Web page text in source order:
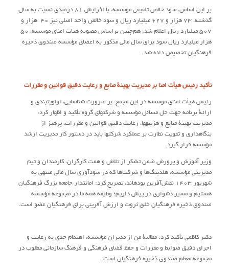
بر این اساس، سود خالص تلفیقی موسسه، با افزایش ۸۱ درصدی نسبت به سال
گذشته، ۷۳ هزار و ۶۲۷ میلیارد ریال و سود خالص واحد اصلی نیز ۴۰ هزار و
۵۰۷ میلیارد ریال اعلام شد‌؛ هم‌چنین براساس مصوبه هیات امنای موسسه، ۵۰
هزار میلیارد ریال سود برای سال مالی مذکور به اعضای مؤسسه صندوق ذخیره
فرهنگیان تخصیص داده شد.
تأکید رئیس هیأت امنا بر مدیریت بهینۀ منابع و رعایت دقیق قوانین و مقررات
رئیس هیأت امنای موسسه در این مجمع بر ضرورت شناسایی، اولویت‏بندی و
ارائۀ برنامه جهت حل مسائل مؤسسه و شرکت‏های گروه تأکید و اظهار کرد:
مدیریت بهینۀ منابع و هزینه‏ها، رعایت دقیق قوانین و مقررات، پرهیز از
بنگاه‏داری و تقویت نظارت بر عملکرد شرکت‏ها باید در دستور کار مدیریت ارشد
مؤسسه قرار گیرد.
وزیر آموزش و پرورش ضمن تشکر از تلاش و همت کارگران، کارمندان و تیم
مدیریتی مؤسسه، هلدینگ‌ها و شرکت‌ها که در سودآوری سال مالی منتهی به
شهریور ۱۴۰۳ نقش‌آفرین بوده‏اند، تصریح کرد: امانت‏دار جامعه بزرگ فرهنگیان
هستیم و مسیر دشواری در پیش داریم؛ وظیفه همه ما در مجموعه مؤسسه
صندوق ذخیره فرهنگیان خلق ثروت و ارزش آفرینی برای فرهنگیان عضو است.
دکتر کاظمی تأکید کرد: مطالبۀ من از مدیران مؤسسه، اهتمام جدی به رعایت و
اجرای دقیق ضوابط و مقررات و حفظ فضای فرهنگی و فرهنگ سازمانی مطلوب در
مجموعه معظم صندوق ذخیره فرهنگیان است.